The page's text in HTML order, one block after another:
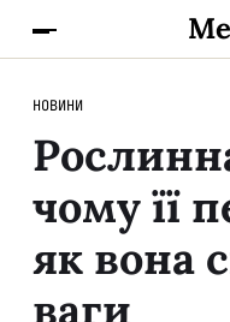
НОВИНИ
чому її
як вона
ваги